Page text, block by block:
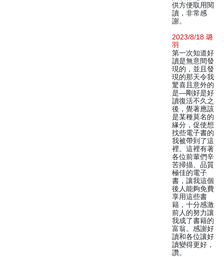
供方便取用閱
讀，非常感
謝。
2023/8/18 璐
羽
第一次知道好
讀是無意間發
現的，並且發
現的那天令我
驚喜且意外的
是—剛好是好
讀復活不久之
後，覺著應該
是某種莫名的
緣分，促使想
找些電子書的
我被帶到了這
裡。這裡有著
各位前輩們辛
苦掃描、品質
極佳的電子
書，讓我這個
後人能夠免費
享用這些書
籍，十分感激
前人的努力讓
我成了書籍的
富翁。感謝好
讀和各位讓好
讀變得更好，
讚。